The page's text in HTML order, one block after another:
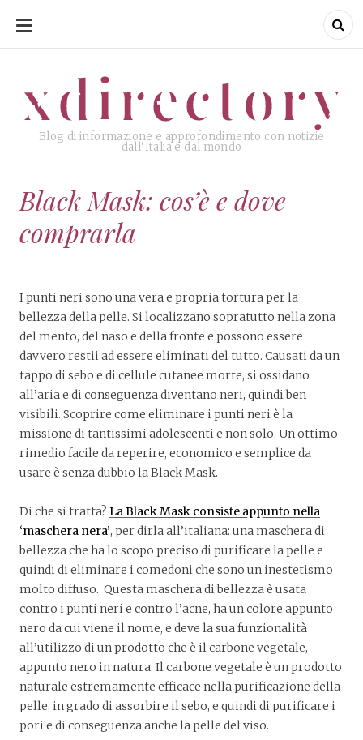
SKIP
CONTENT
xdirectory
Blog di informazione e approfondimento con notizie
dall'Italia e dal mondo
xdirectory
Black Mask: cos’è e dove
comprarla
I punti neri sono una vera e propria tortura per la
bellezza della pelle. Si localizzano sopratutto nella zona
del mento, del naso e della fronte e possono essere
davvero restii ad essere eliminati del tutto. Causati da un
tappo di sebo e di cellule cutanee morte, si ossidano
all’aria e di conseguenza diventano neri, quindi ben
visibili. Scoprire come eliminare i punti neri è la
missione di tantissimi adolescenti e non solo. Un ottimo
rimedio facile da reperire, economico e semplice da
usare è senza dubbio la Black Mask.
Di che si tratta? La Black Mask consiste appunto nella
‘maschera nera’, per dirla all’italiana: una maschera di
bellezza che ha lo scopo preciso di purificare la pelle e
quindi di eliminare i comedoni che sono un inestetismo
molto diffuso. Questa maschera di bellezza è usata
contro i punti neri e contro l’acne, ha un colore appunto
nero da cui viene il nome, e deve la sua funzionalità
all’utilizzo di un prodotto che è il carbone vegetale,
appunto nero in natura. Il carbone vegetale è un prodotto
naturale estremamente efficace nella purificazione della
pelle, in grado di assorbire il sebo, e quindi di purificare i
pori e di conseguenza anche la pelle del viso.